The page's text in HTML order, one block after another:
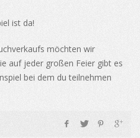
ist da!
möchten wir
auf jeder großen Feier gibt es
bei dem du teilnehmen